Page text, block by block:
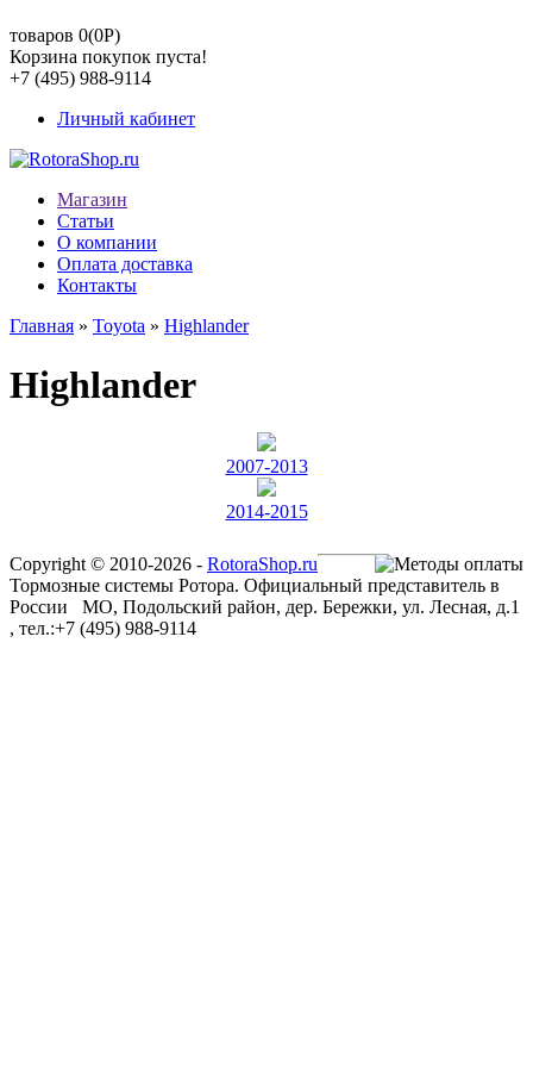
товаров 0(0Р)
Корзина покупок пуста!
+7 (495) 988-9114
Личный кабинет
Магазин
Статьи
О компании
Оплата доставка
Контакты
Главная » Toyota » Highlander
Highlander
2007-2013
2014-2015
Copyright © 2010-2026 - RotoraShop.ru
Тормозные системы Ротора. Официальный представитель в
России МО, Подольский район, дер. Бережки, ул. Лесная, д.1
, тел.:+7 (495) 988-9114